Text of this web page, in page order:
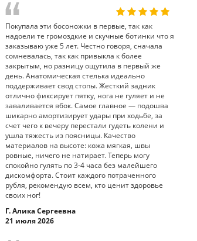
босоножки 15-350M Sursil-
Ortho
8 790 руб.
В корзину
Ortho
В
Покупала эти босоножки в первые, так как
надоели те громоздкие и скучные ботинки что я
заказываю уже 5 лет. Честно говоря, сначала
сомневалась, так как привыкла к более
закрытым, но разницу ощутила в первый же
день. Анатомическая стелька идеально
поддерживает свод стопы. Жесткий задник
отлично фиксирует пятку, нога не гуляет и не
заваливается вбок. Самое главное — подошва
шикарно амортизирует удары при ходьбе, за
счет чего к вечеру перестали гудеть колени и
ушла тяжесть из поясницы. Качество
материалов на высоте: кожа мягкая, швы
ровные, ничего не натирает. Теперь могу
спокойно гулять по 3-4 часа без малейшего
дискомфорта. Стоит каждого потраченного
рубля, рекомендую всем, кто ценит здоровье
своих ног!
Г. Алика Сергеевна
21 июля 2026